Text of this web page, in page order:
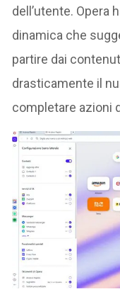
dell’utente. Opera
dinamica che
partire dai
drasticamente il
completare azioni